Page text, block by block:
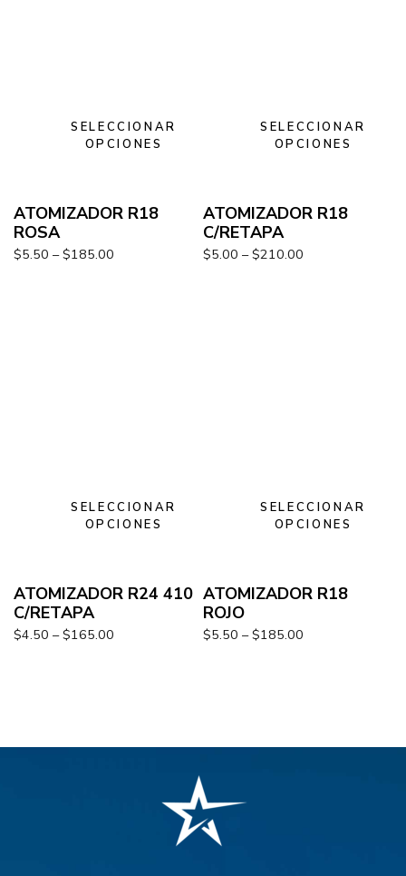
SELECCIONAR
OPCIONES
ATOMIZADOR R18
ROSA
$5.50 – $185.00
SELECCIONAR
OPCIONES
ATOMIZADOR R18
C/RETAPA
$5.00 – $210.00
SELECCIONAR
OPCIONES
ATOMIZADOR R24 410
C/RETAPA
$4.50 – $165.00
SELECCIONAR
OPCIONES
ATOMIZADOR R18
ROJO
$5.50 – $185.00